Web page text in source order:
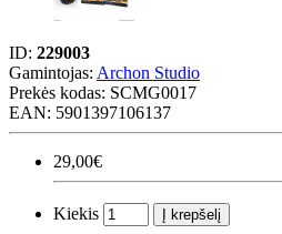
ID: 229003
Gamintojas: Archon Studio
Prekės kodas: SCMG0017
EAN: 5901397106137
29,00€
Kiekis Į krepšelį